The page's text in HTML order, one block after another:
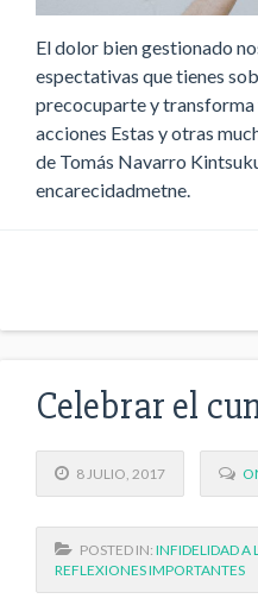
El dolor bien gestionado
espectativas que tienes
precocuparte y transforma
acciones Estas y otras
de Tomás Navarro
encarecidadmetne.
Celebrar el
8 JULIO, 2017
POSTED IN: INFIDELIDAD A
REFLEXIONES IMPORTANTES